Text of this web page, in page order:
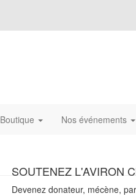
Boutique Nos événements
SOUTENEZ L'AVIRON
Devenez donateur, mécène,